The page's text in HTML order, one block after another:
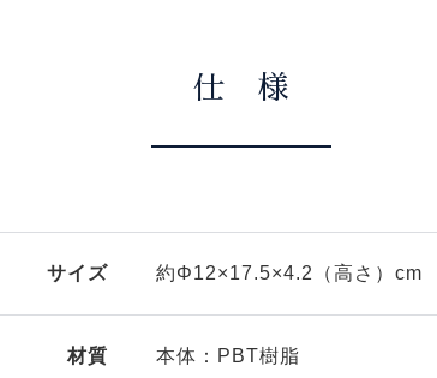
仕 様
サイズ 約Φ12×17.5×4.2（高さ）cm
材質
本体：PBT樹脂